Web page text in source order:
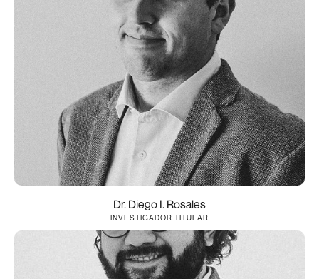
Dr. Diego I. Rosales
INVESTIGADOR TITULAR